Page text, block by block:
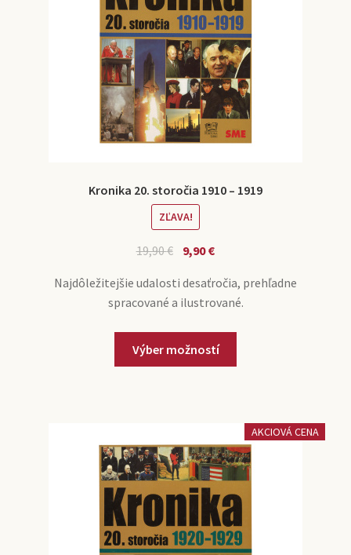
Kronika 20. storočia 1910 – 1919
ZĽAVA!
19,90€ 9,90€
Najdôležitejšie udalosti desaťročia, prehľadne
spracované a ilustrované.
Výber možností
AKCIOVÁ CENA